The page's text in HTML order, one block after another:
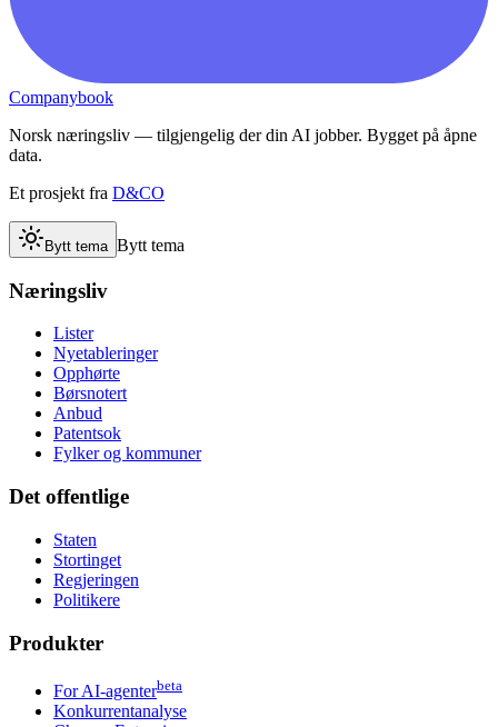
Companybook
Norsk næringsliv — tilgjengelig der din AI jobber. Bygget på åpne
data.
Et prosjekt fra D&CO
Bytt tema Bytt tema
Næringsliv
Lister
Nyetableringer
Opphørte
Børsnotert
Anbud
Patentsok
Fylker og kommuner
Det offentlige
Staten
Stortinget
Regjeringen
Politikere
Produkter
For AI-agenterbeta
Konkurrentanalyse